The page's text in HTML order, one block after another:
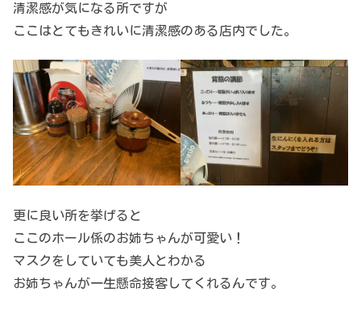
清潔感が気になる所ですが
ここはとてもきれいに清潔感のある店内でした。
更に良い所を挙げると
ここのホール係のお姉ちゃんが可愛い！
マスクをしていても美人とわかる
お姉ちゃんが一生懸命接客してくれるんです。